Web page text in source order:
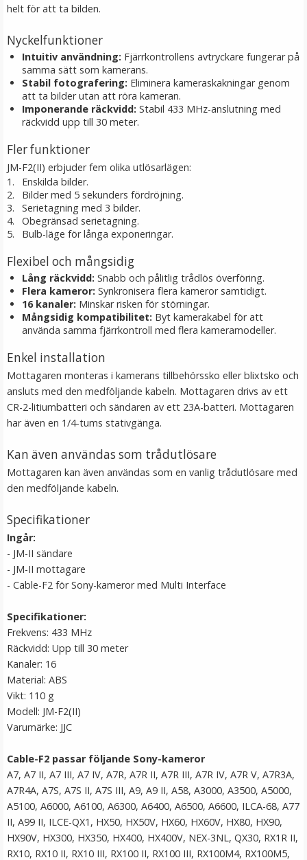
Jupio batteri AA LR06 4-pack
★★★★★
JJC GC-3 Gråkort 3i1-paket 13 x 10 cm
★★★★★
JJC Deluxe avtryckarknapp - silver och blå
★★★★★
99 kr
LÄGG I VARUKORG
helt för att ta bilden.
Nyckelfunktioner
Intuitiv användning: Fjärrkontrollens avtryckare fungerar på
samma sätt som kamerans.
Stabil fotografering: Eliminera kameraskakningar genom
att ta bilder utan att röra kameran.
Imponerande räckvidd: Stabil 433 MHz-anslutning med
räckvidd upp till 30 meter.
Fler funktioner
JM-F2(II) erbjuder fem olika utlösarlägen:
Enskilda bilder.
Bilder med 5 sekunders fördröjning.
Serietagning med 3 bilder.
Obegränsad serietagning.
Bulb-läge för långa exponeringar.
Flexibel och mångsidig
Lång räckvidd: Snabb och pålitlig trådlös överföring.
Flera kameror: Synkronisera flera kameror samtidigt.
16 kanaler: Minskar risken för störningar.
Mångsidig kompatibilitet: Byt kamerakabel för att
använda samma fjärrkontroll med flera kameramodeller.
Enkel installation
Mottagaren monteras i kamerans tillbehörssko eller blixtsko och
ansluts med den medföljande kabeln. Mottagaren drivs av ett
CR-2-litiumbatteri och sändaren av ett 23A-batteri. Mottagaren
har även en 1/4-tums stativgänga.
Kan även användas som trådutlösare
Mottagaren kan även användas som en vanlig trådutlösare med
den medföljande kabeln.
Specifikationer
Ingår:
- JM-II sändare
- JM-II mottagare
- Cable-F2 för Sony-kameror med Multi Interface
Specifikationer:
Frekvens: 433 MHz
Räckvidd: Upp till 30 meter
Kanaler: 16
Material: ABS
Vikt: 110 g
Modell: JM-F2(II)
Varumärke: JJC
Cable-F2 passar följande Sony-kameror
A7, A7 II, A7 III, A7 IV, A7R, A7R II, A7R III, A7R IV, A7R V, A7R3A,
A7R4A, A7S, A7S II, A7S III, A9, A9 II, A58, A3000, A3500, A5000,
A5100, A6000, A6100, A6300, A6400, A6500, A6600, ILCA-68, A77
II, A99 II, ILCE-QX1, HX50, HX50V, HX60, HX60V, HX80, HX90,
HX90V, HX300, HX350, HX400, HX400V, NEX-3NL, QX30, RX1R II,
RX10, RX10 II, RX10 III, RX100 II, RX100 III, RX100M4, RX100M5,